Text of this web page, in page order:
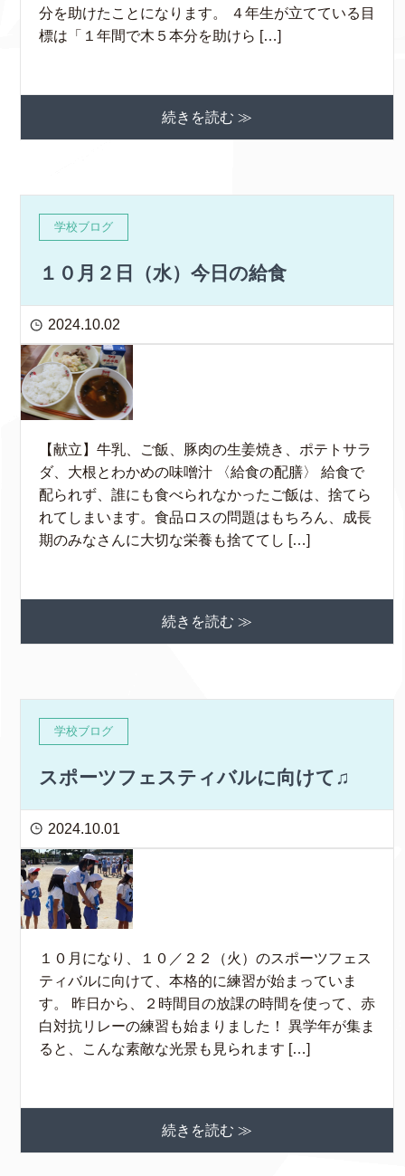
分を助けたことになります。 ４年生が立てている目
標は「１年間で木５本分を助けら […]
続きを読む ≫
学校ブログ
１０月２日（水）今日の給食
2024.10.02
【献立】牛乳、ご飯、豚肉の生姜焼き、ポテトサラ
ダ、大根とわかめの味噌汁 〈給食の配膳〉 給食で
配られず、誰にも食べられなかったご飯は、捨てら
れてしまいます。食品ロスの問題はもちろん、成長
期のみなさんに大切な栄養も捨ててし […]
続きを読む ≫
学校ブログ
スポーツフェスティバルに向けて♫
2024.10.01
１０月になり、１０／２２（火）のスポーツフェス
ティバルに向けて、本格的に練習が始まっていま
す。 昨日から、２時間目の放課の時間を使って、赤
白対抗リレーの練習も始まりました！ 異学年が集ま
ると、こんな素敵な光景も見られます […]
続きを読む ≫